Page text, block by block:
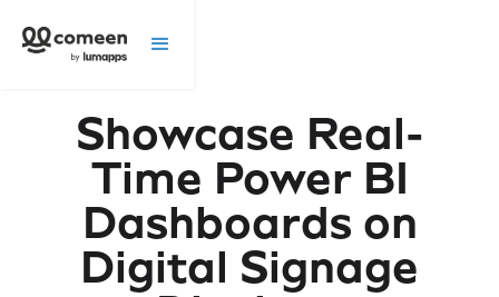
Showcase Real-
Time Power BI
Dashboards on
Digital Signage